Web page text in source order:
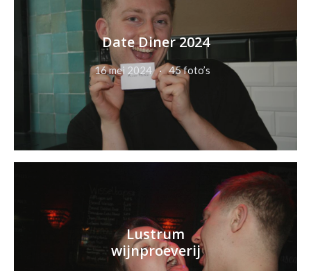
Date Diner 2024
16 mei 2024 45 foto’s
Lustrum
wijnproeverij